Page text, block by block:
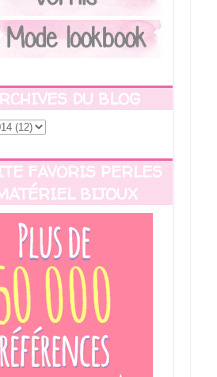
DU BLOG
FAVORIS PERLES
BIJOUX